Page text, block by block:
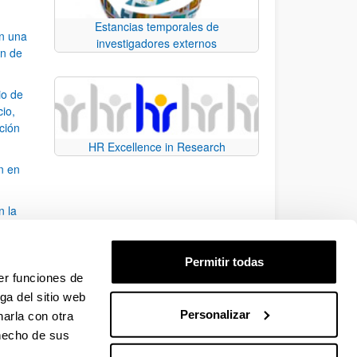
funciones de
del sitio web
con otra
de sus
Permitir todas
Personalizar
una
de
de
en
la
desplazarse.
Estancias temporales de
investigadores externos
HR Excellence in Research